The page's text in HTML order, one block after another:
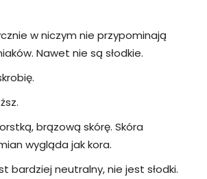
w niczym nie przypominają
Nawet nie są słodkie.
brązową skórę. Skóra
wygląda jak kora.
bardziej neutralny, nie jest słodki.